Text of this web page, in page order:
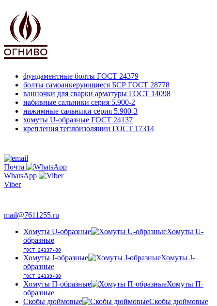
фундаментные болты ГОСТ 24379
болты самоанкерующиеся БСР ГОСТ 28778
ванночки для сварки арматуры ГОСТ 14098
набивные сальники серия 5.900-2
нажимные сальники серия 5.900-3
хомуты U-образные ГОСТ 24137
крепления теплоизоляции ГОСТ 17314
Почта
WhatsApp
Viber
mail@7611255.ru
Хомуты U-образные
Хомуты U-
образные
ГОСТ 24137-80
Хомуты J-образные
Хомуты J-
образные
ГОСТ 24139-80
Хомуты П-образные
Хомуты П-
образные
Скобы дюймовые
Скобы дюймовые